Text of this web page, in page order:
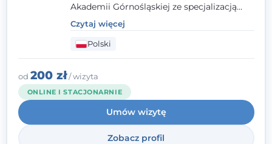
Akademii Górnośląskiej ze specjalizacją
kliniczną. Oferuję konsultacje
psychologiczne i pierwszą pomoc
psychologiczną w kryzysie, przewlekłym
stresie czy obniżonym nastroju. Każde
spotkanie traktuję z szacunkiem,
uważnością i w atmosferze zaufania.
Czytaj więcej
Polski
od 200 zł/ wizyta
ONLINE I STACJONARNIE
Umów wizytę
Zobacz profil